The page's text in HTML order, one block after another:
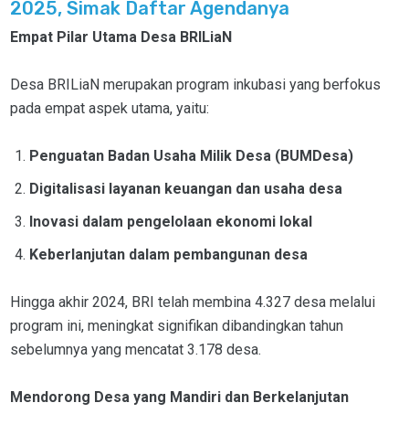
2025, Simak Daftar Agendanya
Empat Pilar Utama Desa BRILiaN
Desa BRILiaN merupakan program inkubasi yang berfokus
pada empat aspek utama, yaitu:
Penguatan Badan Usaha Milik Desa (BUMDesa)
Digitalisasi layanan keuangan dan usaha desa
Inovasi dalam pengelolaan ekonomi lokal
Keberlanjutan dalam pembangunan desa
Hingga akhir 2024, BRI telah membina 4.327 desa melalui
program ini, meningkat signifikan dibandingkan tahun
sebelumnya yang mencatat 3.178 desa.
Mendorong Desa yang Mandiri dan Berkelanjutan